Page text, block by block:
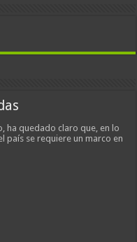
ha quedado claro que, en lo
país se requiere un marco en